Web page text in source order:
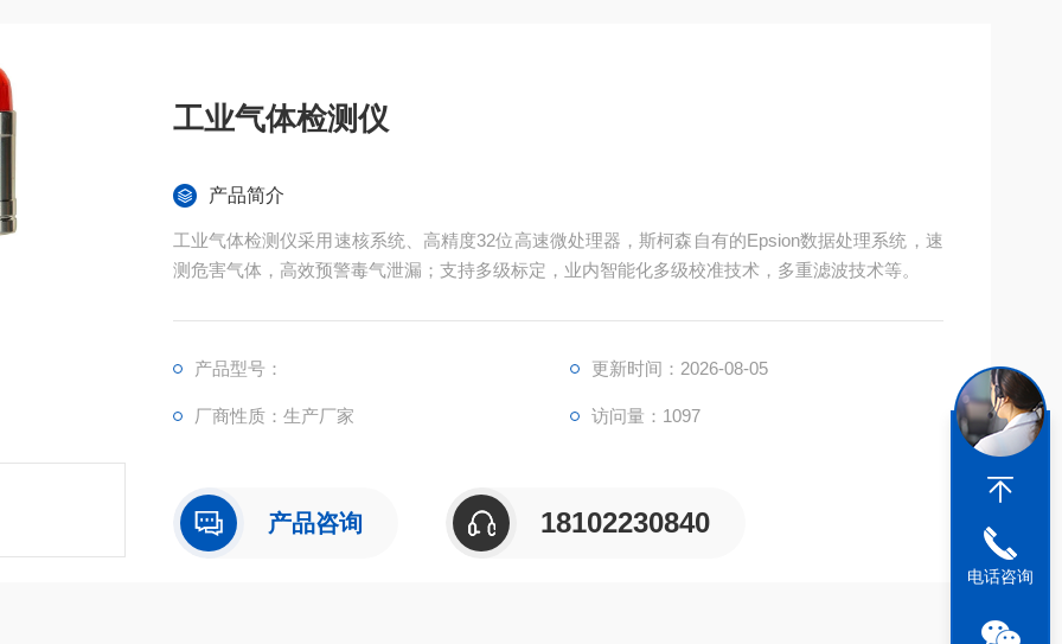
工业气体检测仪
产品简介
工业气体检测仪采用速核系统、高精度32位高速微处理器，斯柯森自有的Epsion数据处理系统，速
测危害气体，高效预警毒气泄漏；支持多级标定，业内智能化多级校准技术，多重滤波技术等。
产品型号： 更新时间：2026-08-05
厂商性质：生产厂家 访问量：1097
产品咨询 18102230840
电话咨询